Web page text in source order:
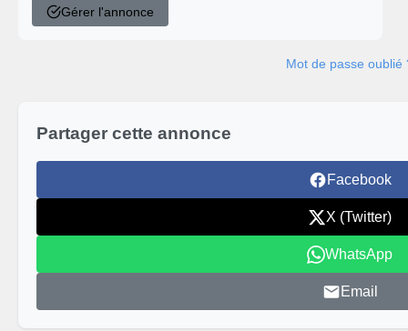
Gérer l'annonce
Mot de passe oublié
Partager cette annonce
Facebook
X (Twitter)
WhatsApp
Email